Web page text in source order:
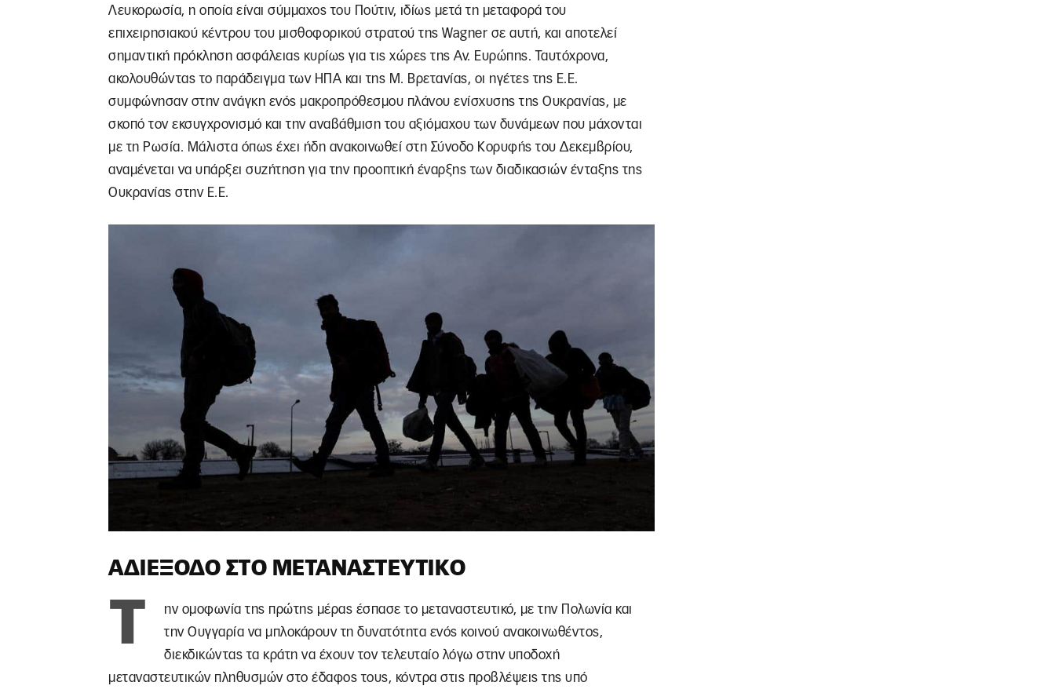
Λευκορωσία, η οποία είναι σύμμαχος του Πούτιν, ιδίως μετά τη μεταφορά του
επιχειρησιακού κέντρου του μισθοφορικού στρατού της Wagner σε αυτή, και αποτελεί
σημαντική πρόκληση ασφάλειας κυρίως για τις χώρες της Αν. Ευρώπης. Ταυτόχρονα,
ακολουθώντας το παράδειγμα των ΗΠΑ και της Μ. Βρετανίας, οι ηγέτες της Ε.Ε.
συμφώνησαν στην ανάγκη ενός μακροπρόθεσμου πλάνου ενίσχυσης της Ουκρανίας, με
σκοπό τον εκσυγχρονισμό και την αναβάθμιση του αξιόμαχου των δυνάμεων που μάχονται
με τη Ρωσία. Μάλιστα όπως έχει ήδη ανακοινωθεί στη Σύνοδο Κορυφής του Δεκεμβρίου,
αναμένεται να υπάρξει συζήτηση για την προοπτική έναρξης των διαδικασιών ένταξης της
Ουκρανίας στην Ε.Ε.
ΑΔΙΈΞΟΔΟ ΣΤΟ ΜΕΤΑΝΑΣΤΕΥΤΙΚΌ
Τ
ην ομοφωνία της πρώτης μέρας έσπασε το μεταναστευτικό, με την Πολωνία και
την Ουγγαρία να μπλοκάρουν τη δυνατότητα ενός κοινού ανακοινωθέντος,
διεκδικώντας τα κράτη να έχουν τον τελευταίο λόγω στην υποδοχή
μεταναστευτικών πληθυσμών στο έδαφος τους, κόντρα στις προβλέψεις της υπό